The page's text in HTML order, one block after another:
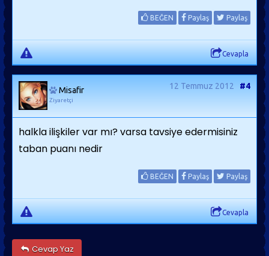
BEĞEN Paylaş Paylaş
Cevapla
Misafir
Ziyaretçi
12 Temmuz 2012 #4
halkla ilişkiler var mı? varsa tavsiye edermisiniz
taban puanı nedir
BEĞEN Paylaş Paylaş
Cevapla
Cevap Yaz